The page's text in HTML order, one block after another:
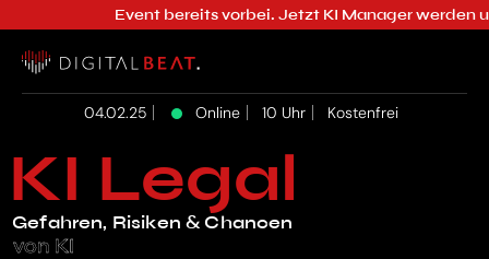
Event bereits vorbei. Jetzt KI Manager werden
04.02.25 Online 10 Uhr Kostenfrei
KI Legal
Gefahren, Risiken & Chancen
von KI